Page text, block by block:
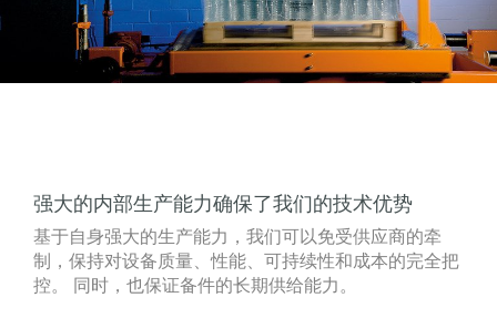
强大的内部生产能力确保了我们的技术优势
基于自身强大的生产能力，我们可以免受供应商的牵
制，保持对设备质量、性能、可持续性和成本的完全把
控。 同时，也保证备件的长期供给能力。